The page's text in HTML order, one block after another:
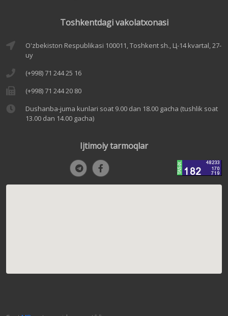
Toshkentdagi vakolatxonasi
O'zbekiston Respublikasi 100011, Toshkent sh., Ц-14 kvartal, 27-
uy
(+998) 71 244 25 16
(+998) 71 244 20 80
Dushanba-juma kunlari soat 9.00 dan 18.00 gacha (tushlik soat
13.00 dan 14.00 gacha)
Ijtimoiy tarmoqlar